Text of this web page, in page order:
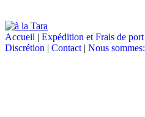
Accueil | Expédition et Frais de port
Discrétion | Contact | Nous sommes: